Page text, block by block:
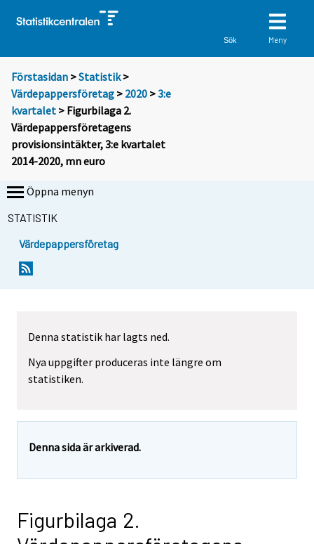
Sök Meny
Förstasidan >Statistik >
Värdepappersföretag > 2020 >3:e
kvartalet > Figurbilaga 2.
Värdepappersföretagens
provisionsintäkter, 3:e kvartalet
2014-2020, mn euro
Öppna menyn
STATISTIK
Värdepappersföretag
Denna statistik har lagts ned.
Nya uppgifter produceras inte längre om
statistiken.
Denna sida är arkiverad.
Figurbilaga 2.